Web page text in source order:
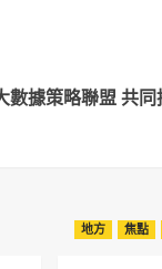
數據策略聯盟 共同
地方 焦點